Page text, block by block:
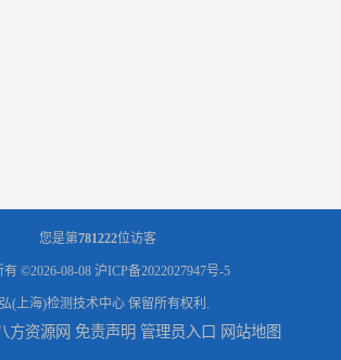
您是第781222位访客
有 ©2026-08-08 沪ICP备2022027947号-5
(上海)检测技术中心 保留所有权利.
方资源网 免责声明 管理员入口 网站地图